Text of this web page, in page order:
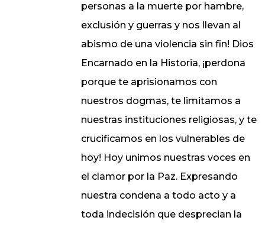
personas a la muerte por hambre,
exclusión y guerras y nos llevan al
abismo de una violencia sin fin! Dios
Encarnado en la Historia, ¡perdona
porque te aprisionamos con
nuestros dogmas, te limitamos a
nuestras instituciones religiosas, y te
crucificamos en los vulnerables de
hoy! Hoy unimos nuestras voces en
el clamor por la Paz. Expresando
nuestra condena a todo acto y a
toda indecisión que desprecian la